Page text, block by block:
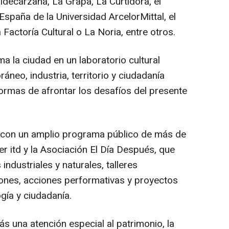
de la Universidad ArcelorMittal, el
Cultural o La Noria, entre otros.
la ciudad en un laboratorio cultural
industria, territorio y ciudadanía
de afrontar los desafíos del presente
un amplio programa público de más de
itd y la Asociación El Día Después, que
y naturales, talleres
acciones performativas y proyectos
y ciudadanía.
una atención especial al patrimonio, la